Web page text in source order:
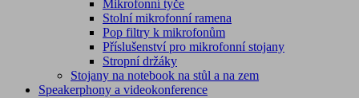
Mikrofonní tyče
Stolní mikrofonní ramena
Pop filtry k mikrofonům
Příslušenství pro mikrofonní stojany
Stropní držáky
Stojany na notebook na stůl a na zem
Speakerphony a videokonference